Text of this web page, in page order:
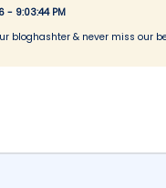
- 9:03:45 PM
bloghashter & never miss our